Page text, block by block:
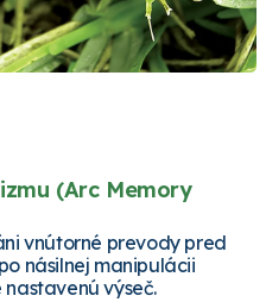
(Arc Memory
vnútorné prevody pred
násilnej manipulácii
výseč.